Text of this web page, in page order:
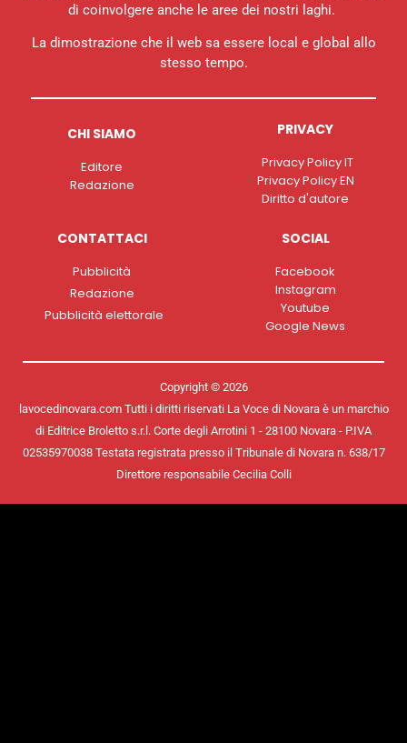
di coinvolgere anche le aree dei nostri laghi.
La dimostrazione che il web sa essere local e global allo
stesso tempo.
CHI SIAMO
Editore
Redazione
PRIVACY
Privacy Policy IT
Privacy Policy EN
Diritto d'autore
CONTATTACI
Pubblicità
Redazione
Pubblicità elettorale
SOCIAL
Facebook
Instagram
Youtube
Google News
Copyright © 2026
lavocedinovara.com Tutti i diritti riservati La Voce di Novara è un marchio
di Editrice Broletto s.r.l. Corte degli Arrotini 1 - 28100 Novara - P.IVA
02535970038 Testata registrata presso il Tribunale di Novara n. 638/17
Direttore responsabile Cecilia Colli